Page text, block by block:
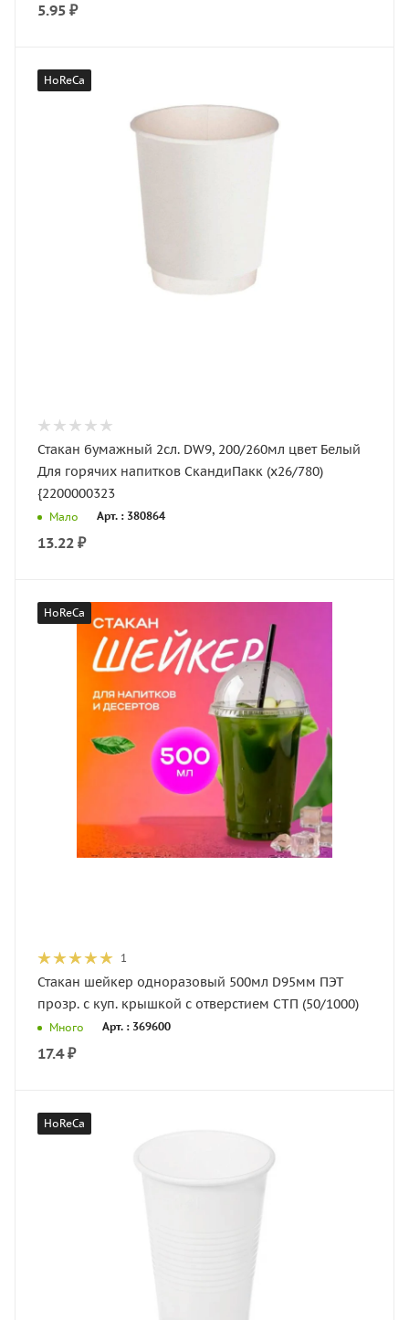
5.95 ₽
HoReCa
Стакан бумажный 2сл. DW9, 200/260мл цвет Белый
Для горячих напитков СкандиПакк (х26/780)
{2200000323
Мало Арт. : 380864
13.22 ₽
HoReCa
1
Стакан шейкер одноразовый 500мл D95мм ПЭТ
прозр. с куп. крышкой с отверстием СТП (50/1000)
Много Арт. : 369600
17.4₽
HoReCa